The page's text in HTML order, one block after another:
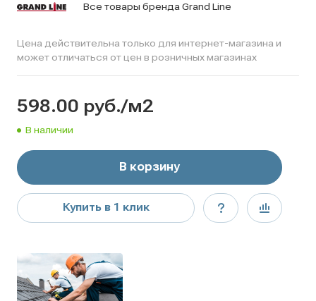
Все товары бренда Grand Line
Цена действительна только для интернет-магазина и
может отличаться от цен в розничных магазинах
598.00 руб./м2
В наличии
В корзину
Купить в 1 клик